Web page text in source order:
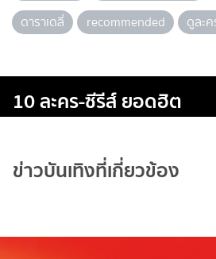
ดาราเดลี่
recommended ดูละ
10 ละคร-ซีรีส์ ยอดฮิต
ข่าวบันเทิงที่เกี่ยวข้อง